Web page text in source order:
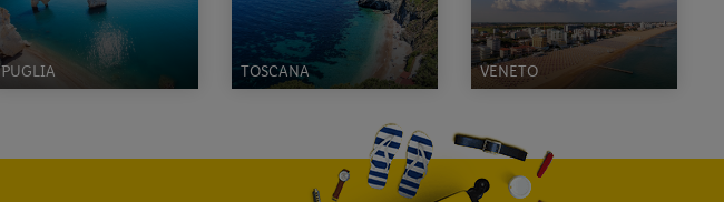
PUGLIA TOSCANA VENETO